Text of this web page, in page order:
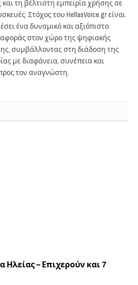
τη βέλτιστη εμπειρία χρήσης σε
Στόχος του HellasVoice.gr είναι
ένα δυναμικό και αξιόπιστο
στον χώρο της ψηφιακής
συμβάλλοντας στη διάδοση της
με διαφάνεια, συνέπεια και
τον αναγνώστη.
Ηλείας – Επιχερούν και 7